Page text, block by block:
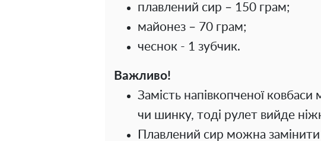
плавлений сир – 150 грам;
майонез – 70 грам;
чеснок - 1 зубчик.
Важливо!
Замість напівкопченої
чи шинку, тоді рулет вийде
Плавлений сир можна